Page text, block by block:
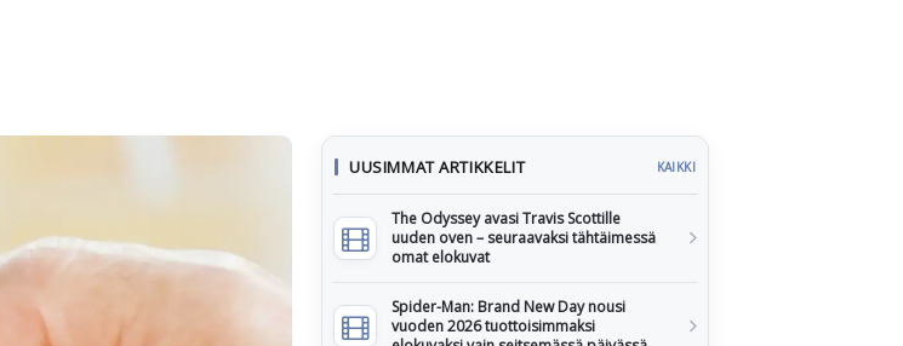
UUSIMMAT ARTIKKELIT KAIKKI
The Odyssey avasi Travis Scottille
uuden oven – seuraavaksi tähtäimessä
omat elokuvat
Spider-Man: Brand New Day nousi
vuoden 2026 tuottoisimmaksi